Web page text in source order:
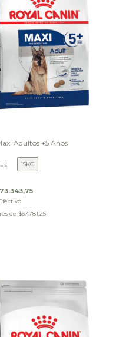
Adultos +5 Años
15KG
de $57.781,25